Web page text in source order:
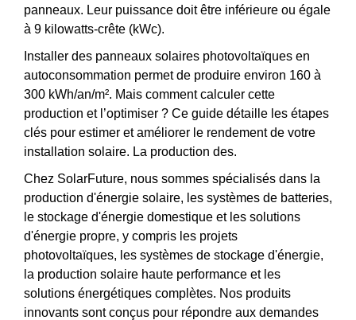
panneaux. Leur puissance doit être inférieure ou égale
à 9 kilowatts-crête (kWc).
Installer des panneaux solaires photovoltaïques en
autoconsommation permet de produire environ 160 à
300 kWh/an/m². Mais comment calculer cette
production et l’optimiser ? Ce guide détaille les étapes
clés pour estimer et améliorer le rendement de votre
installation solaire. La production des.
Chez SolarFuture, nous sommes spécialisés dans la
production d'énergie solaire, les systèmes de batteries,
le stockage d'énergie domestique et les solutions
d'énergie propre, y compris les projets
photovoltaïques, les systèmes de stockage d'énergie,
la production solaire haute performance et les
solutions énergétiques complètes. Nos produits
innovants sont conçus pour répondre aux demandes